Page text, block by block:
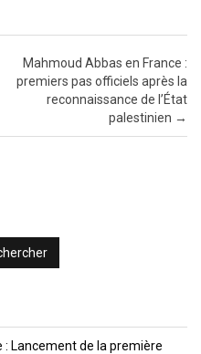
Mahmoud Abbas en France :
premiers pas officiels après la
reconnaissance de l’État
palestinien →
: Lancement de la première